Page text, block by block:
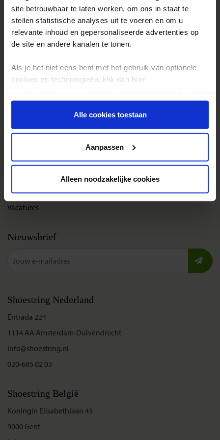
site betrouwbaar te laten werken, om ons in staat te
stellen statistische analyses uit te voeren en om u
relevante inhoud en gepersonaliseerde advertenties op
de site en andere kanalen te tonen.
Als je het niet eens bent met het gebruik van optionele
cookies en technologieën, klik dan hier
onder aan de pagina op elk gewenst moment voor de
toekomst wijzigen.Alle cookies toestaan
Aanpassen
Alleen noodzakelijke cookies
Reisthema's
Groepsreizen
Single reizen
Festivalreizen
Gegarandeerde reizen
Over Shoestring
Privacybeleid
Cookies instellingen
Disclaimer & copyright
Vacatures
Nieuwsbrief
Shoestring Nederland
Entrada 224
1114 AA Amsterdam-Duivendrecht
info@shoestring.nl
020-685 02 03
Shoestring België
Koningin Elisabethlaan 45
9000 Gent